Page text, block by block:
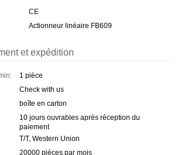
CE
Actionneur linéaire FB609
et expédition
1 pièce
Check with us
boîte en carton
10 jours ouvrables après réception du
paiement
T/T, Western Union
20000 pièces par mois